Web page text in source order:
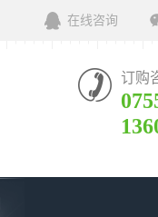
在线咨询
订购